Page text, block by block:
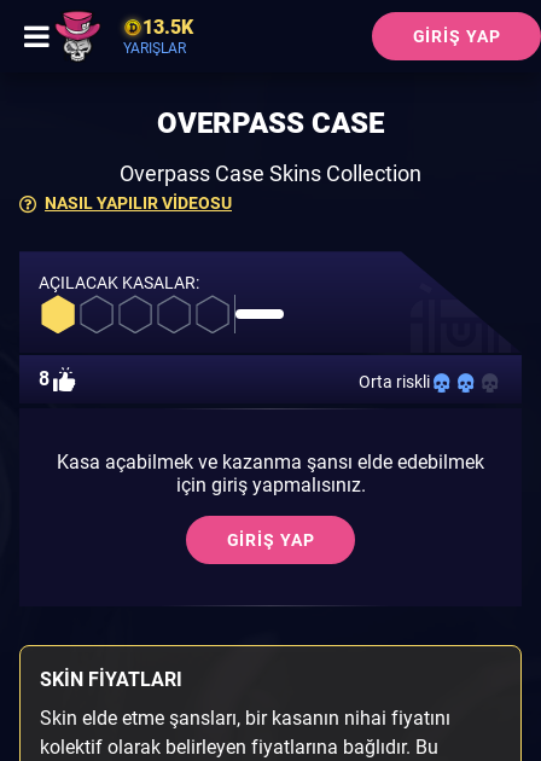
13.5K
YARIŞLAR
GIRIŞ YAP
NASIL YAPILIR VIDEOSU
OVERPASS CASE
Overpass Case Skins Collection
AÇILACAK KASALAR:
8 Orta riskli
Kasa açabilmek ve kazanma şansı elde edebilmek
için giriş yapmalısınız.
GIRIŞ YAP
SKIN FIYATLARI
Skin elde etme şansları, bir kasanın nihai fiyatını
kolektif olarak belirleyen fiyatlarına bağlıdır. Bu